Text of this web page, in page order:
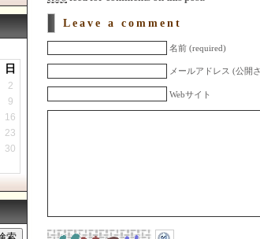
Leave a comment
名前 (required)
メールアドレス (公開
Webサイト
日
2
9
16
23
30